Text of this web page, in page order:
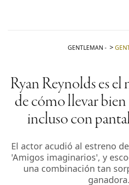
GENTLEMAN -
Ryan Reynolds es
de cómo llevar bien
incluso con
El actor acudió al estreno
'Amigos imaginarios', y
una combinación tan
ganadora.